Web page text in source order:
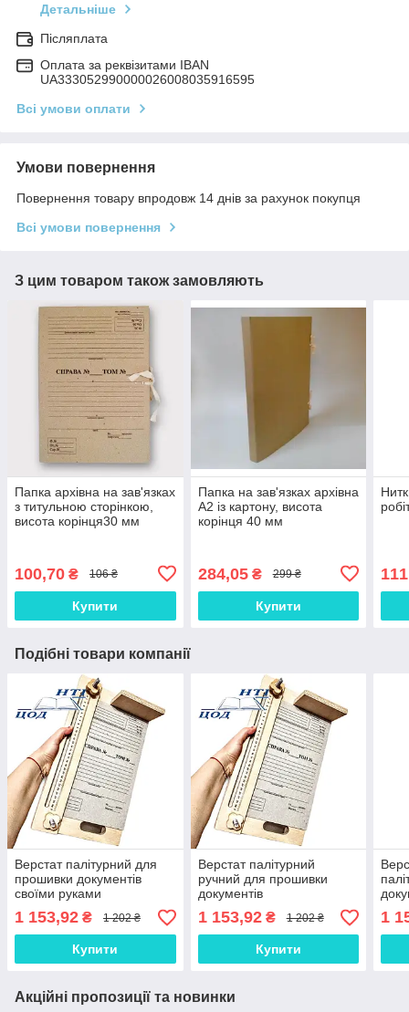
Детальніше
Післяплата
Оплата за реквізитами IBAN
UA333052990000026008035916595
Всі умови оплати
Умови повернення
Повернення товару впродовж 14 днів за рахунок покупця
Всі умови повернення
З цим товаром також замовляють
Папка архівна на зав'язках
з титульною сторінкою,
висота корінця30 мм
100,70 ₴ 106 ₴
Купити
Папка на зав'язках архівна
А2 із картону, висота
корінця 40 мм
284,05₴ 299 ₴
Купити
Подібні товари компанії
Верстат палітурний для
прошивки документів
своїми руками
1 153,92 ₴ 1 202 ₴
Купити
Верстат палітурний
ручний для прошивки
документів
1 153,92₴ 1 202 ₴
Купити
1
Акційні пропозиції та новинки